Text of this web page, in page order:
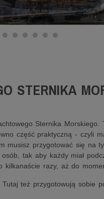
STERNIKA
Sternika Morskiego.
część praktyczną - czyli
musisz przygotować się na
tak aby każdy miał
razy, aż do
też przygotowują sobie